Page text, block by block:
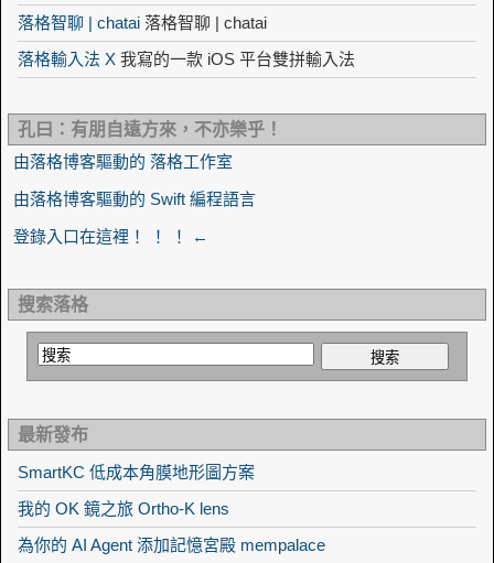
落格智聊 | chatai 落格智聊 | chatai
落格輸入法 X 我寫的一款 iOS 平台雙拼輸入法
孔曰：有朋自遠方來，不亦樂乎！
由落格博客驅動的 落格工作室
由落格博客驅動的 Swift 編程語言
登錄入口在這裡！ ！ ！ ←
搜索落格
最新發布
SmartKC 低成本角膜地形圖方案
我的 OK 鏡之旅 Ortho-K lens
為你的 AI Agent 添加記憶宮殿 mempalace